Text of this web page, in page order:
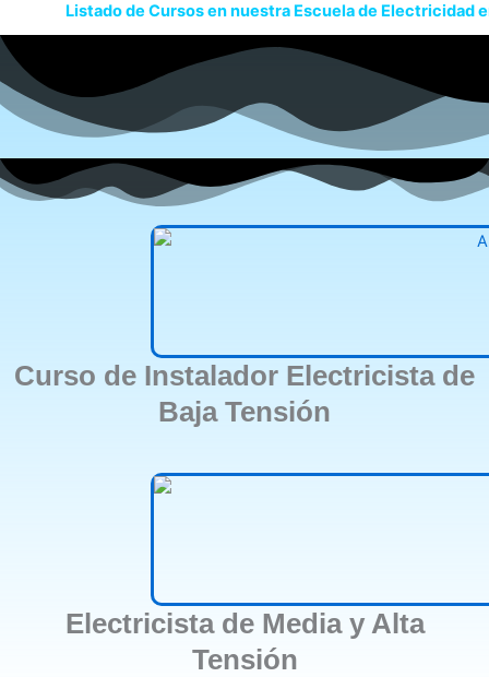
Listado de Cursos en nuestra Escuela de Electricidad
Curso de Instalador Electricista de
Baja Tensión
Electricista de Media y Alta
Tensión